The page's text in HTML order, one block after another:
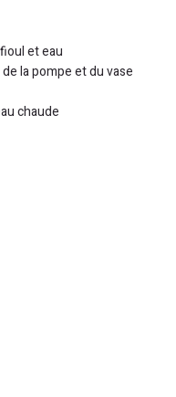
et eau
de la pompe et du vase
chaude